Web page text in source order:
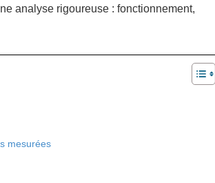
analyse rigoureuse : fonctionnement,
mesurées